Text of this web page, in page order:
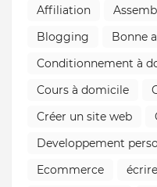
Affiliation
Blogging
Bonne
Conditionnement à
Cours à domicile
Créer un site web
Developpement
Ecommerce
écrire